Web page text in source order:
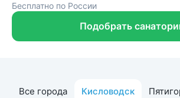
Бесплатно по России
Подобрать
Все города Кисловодск